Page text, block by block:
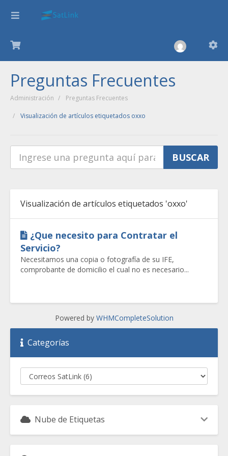
Preguntas Frecuentes
Administración Preguntas Frecuentes
Visualización de artículos etiquetados oxxo
Visualización de artículos etiquetados 'oxxo'
¿Que necesito para Contratar el
Servicio?
Necesitamos una copia o fotografía de su IFE,
comprobante de domicilio el cual no es necesario...
Powered by WHMCompleteSolution
Categorías
Nube de Etiquetas